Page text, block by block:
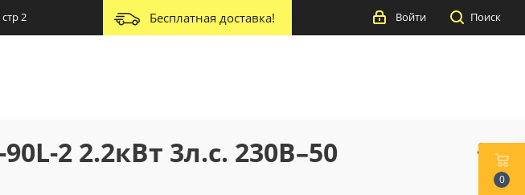
2 Бесплатная доставка! Поиск
Войти
2 2.2кВт 3л.с. 230В–50
0